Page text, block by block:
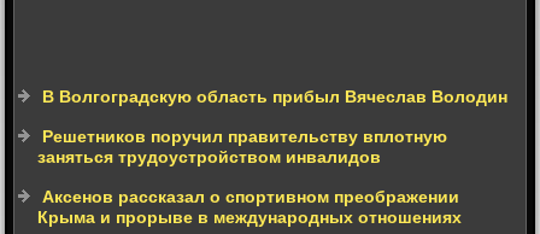
В Волгоградскую область прибыл Вячеслав Володин
Решетников поручил правительству вплотную
заняться трудоустройством инвалидов
Аксенов рассказал о спортивном преображении
Крыма и прорыве в международных отношениях